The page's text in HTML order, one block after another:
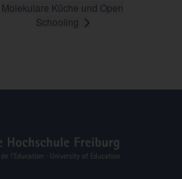
Molekulare Küche und Open
Schooling